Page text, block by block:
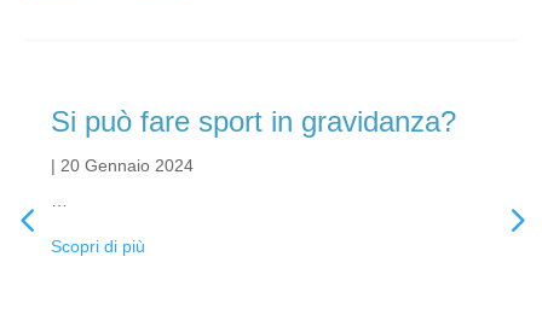
Si può fare sport in gravidanza?
| 20 Gennaio 2024
…
Scopri di più